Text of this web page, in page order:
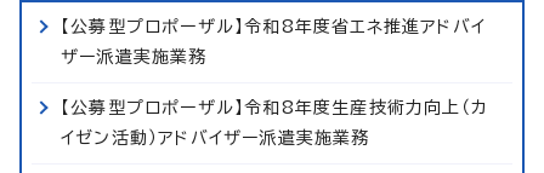
【公募型プロポーザル】令和8年度省エネ推進アドバイ
ザー派遣実施業務
【公募型プロポーザル】令和8年度生産技術力向上（カ
イゼン活動）アドバイザー派遣実施業務